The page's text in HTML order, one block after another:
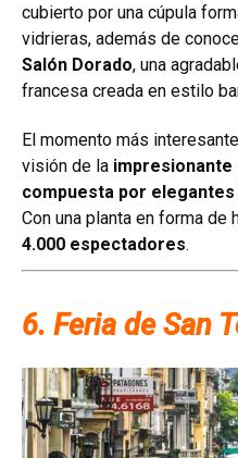
cubierto por una cúpula
vidrieras, además de
Salón Dorado, una
francesa creada en estilo
El momento más
visión de la
compuesta por
Con una planta en forma de
4.000 espectadores.
6. Feria de San